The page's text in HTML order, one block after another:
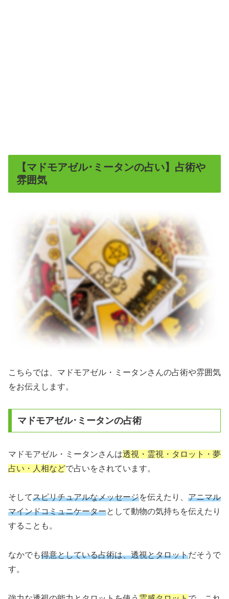
【マドモアゼル･ミータンの占い】占術や
雰囲気
こちらでは、マドモアゼル・ミータンさんの占術や雰囲気
をお伝えします。
マドモアゼル･ミータンの占術
マドモアゼル・ミータンさんは透視・霊視・タロット・夢
占い・人相などで占いをされています。
そしてスピリチュアルなメッセージを伝えたり、 アニマル
マインドコミュニケーターとして動物の気持ちを伝えたり
することも。
なかでも得意としている占術は、透視とタロットだそうで
す。